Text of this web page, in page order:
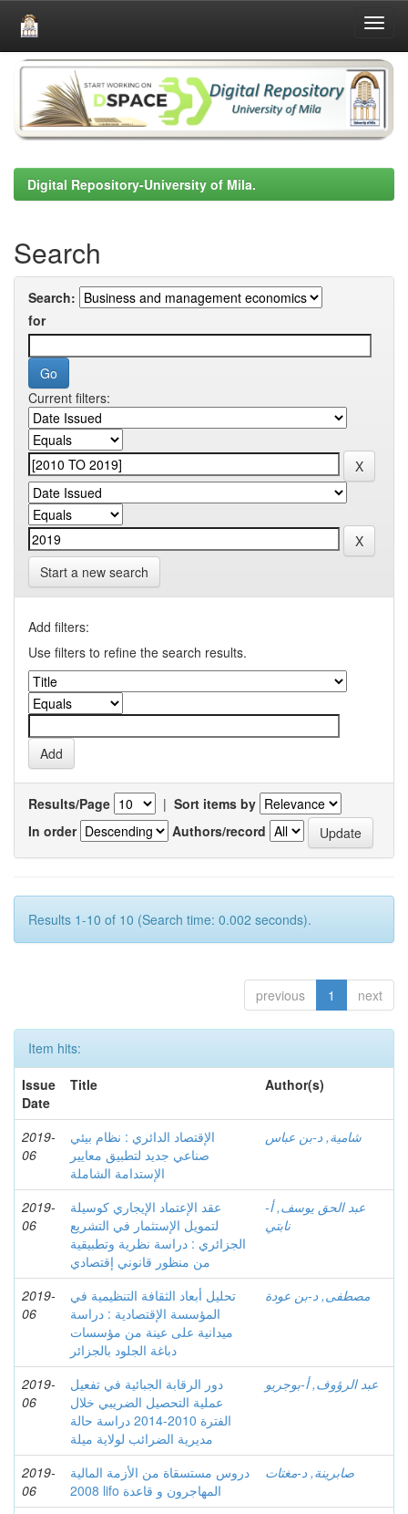
Skip
navigation
Digital Repository-University of Mila.
Search
Search:
for
Current filters:
Start a new search
Add filters:
Use filters to refine the search results.
Results/Page | Sort items by
In order
Authors/record
Results 1-10 of 10 (Search time: 0.002 seconds).
previous 1 next
Item hits:
Issue
Date
Title Author(s)
2019-
06
الإقتصاد الدائري : نظام بيئي
صناعي جديد لتطبيق معايير
الإستدامة الشاملة
شامية, د-بن عباس
2019-
06
عقد الإعتماد الإيجاري كوسيلة
لتمويل الإستثمار في التشريع
الجزائري : دراسة نظرية وتطبيقية
من منظور قانوني إقتصادي
عبد الحق يوسف, أ-
نابتي
2019-
06
تحليل أبعاد الثقافة التنظيمية في
المؤسسة الإقتصادية : دراسة
ميدانية على عينة من مؤسسات
دباغة الجلود بالجزائر
مصطفى, د-بن عودة
2019-
06
دور الرقابة الجبائية في تفعيل
عملية التحصيل الضريبي خلال
الفترة 2010-2014 دراسة حالة
مديرية الضرائب لولاية ميلة
عبد الرؤوف, أ-بوجريو
2019-
06
دروس مستسقاة من الأزمة المالية
2008 lifo المهاجرون و قاعدة
صابرينة, د-مغتات